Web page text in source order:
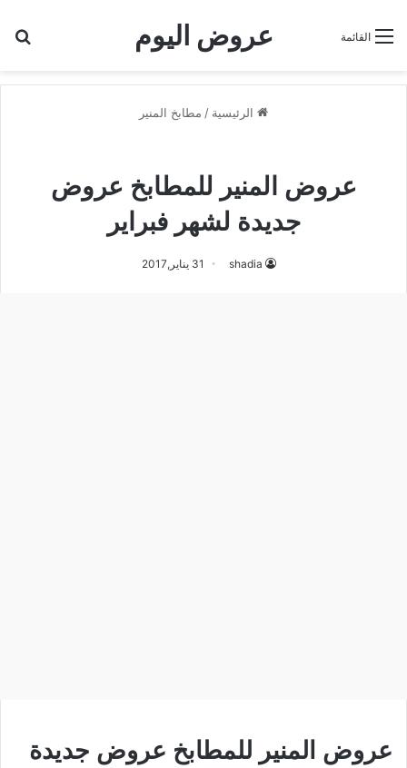
عروض اليوم القائمة
الرئيسية / مطابخ المنير
عروض المنير للمطابخ عروض
جديدة لشهر فبراير
shadia 31 يناير,2017
عروض المنير للمطابخ عروض جديدة